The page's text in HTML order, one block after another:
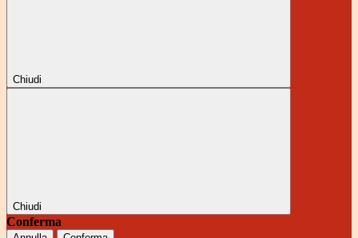
Chiudi
Chiudi
Conferma